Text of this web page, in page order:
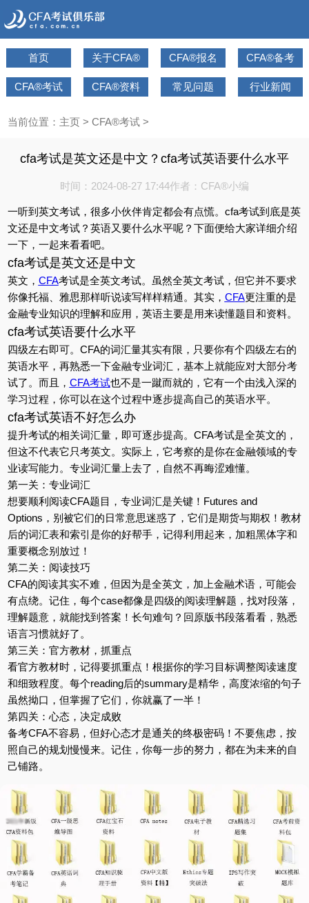
首页 关于CFA® CFA®报名 CFA®备考
CFA®考试 CFA®资料 常见问题 行业新闻
当前位置： 主页> CFA®考试>
cfa考试是英文还是中文？cfa考试英语要什么水平
时间：2024-08-27 17:44作者：CFA®小编
一听到英文考试，很多小伙伴肯定都会有点慌。cfa考试到底是英
文还是中文考试？英语又要什么水平呢？下面便给大家详细介绍
一下，一起来看看吧。
cfa考试是英文还是中文
英文， CFA考试是全英文考试。虽然全英文考试，但它并不要求
你像托福、雅思那样听说读写样样精通。其实， CFA更注重的是
金融专业知识的理解和应用，英语主要是用来读懂题目和资料。
cfa考试英语要什么水平
四级左右即可。CFA的词汇量其实有限，只要你有个四级左右的
英语水平，再熟悉一下金融专业词汇，基本上就能应对大部分考
试了。而且， CFA考试也不是一蹴而就的，它有一个由浅入深的
学习过程，你可以在这个过程中逐步提高自己的英语水平。
cfa考试英语不好怎么办
提升考试的相关词汇量，即可逐步提高。CFA考试是全英文的，
但这不代表它只考英文。实际上，它考察的是你在金融领域的专
业读写能力。专业词汇量上去了，自然不再晦涩难懂。
第一关：专业词汇
想要顺利阅读CFA题目，专业词汇是关键！Futures and
Options，别被它们的日常意思迷惑了，它们是期货与期权！教材
后的词汇表和索引是你的好帮手，记得利用起来，加粗黑体字和
重要概念别放过！
第二关：阅读技巧
CFA的阅读其实不难，但因为是全英文，加上金融术语，可能会
有点绕。记住，每个case都像是四级的阅读理解题，找对段落，
理解题意，就能找到答案！长句难句？回原版书段落看看，熟悉
语言习惯就好了。
第三关：官方教材，抓重点
看官方教材时，记得要抓重点！根据你的学习目标调整阅读速度
和细致程度。每个reading后的summary是精华，高度浓缩的句子
虽然拗口，但掌握了它们，你就赢了一半！
第四关：心态，决定成败
备考CFA不容易，但好心态才是通关的终极密码！不要焦虑，按
照自己的规划慢慢来。记住，你每一步的努力，都在为未来的自
己铺路。